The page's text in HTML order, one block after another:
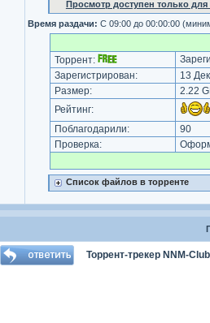
Просмотр доступен только
Время раздачи: С 09:00 до 00:00:00
Торрент:
Зарегистрирован:
13
Размер:
2.22
Рейтинг:
Поблагодарили:
90
Проверка:
Список файлов в торренте
Торрент-трекер NNM-Club